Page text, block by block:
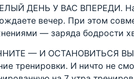
ДЕНЬ У ВАС ВПЕРЕДИ.
вечер. При этом
— заряда бодрости
— И ОСТАНОВИТЬСЯ ВЫ
тренировки. И ничто не